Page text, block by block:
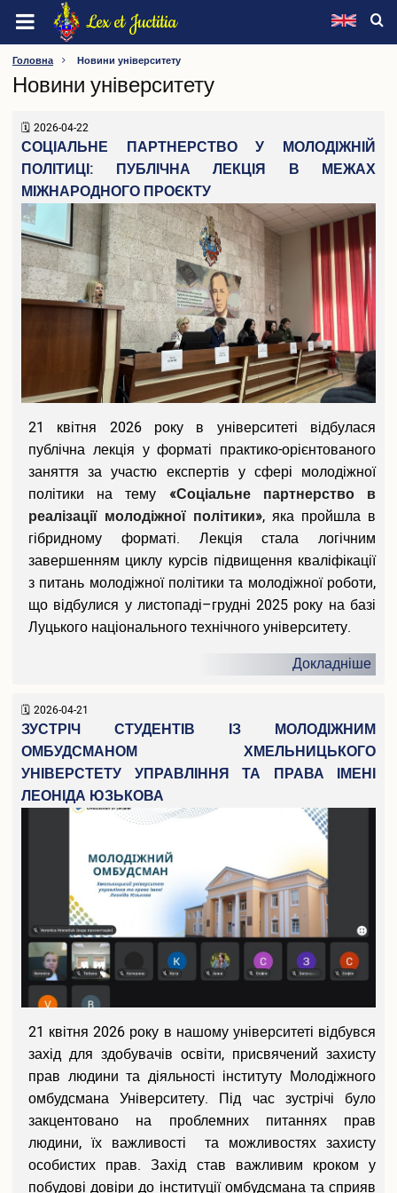
Перейти
основного
вмісту
Lex et Juctitia
ХМЕЛЬНИЦЬКИЙ УНІВЕРСИТЕТ УПРАВЛІННЯ ТА
ПРАВА ІМЕНІ ЛЕОНІДА ЮЗЬКОВА
Інформація про університет
Видатні особистості
Ректорат
Вчена рада
Наглядова рада
Методична рада
Конференція трудового колективу
Профспілка
Інші підрозділи
Нормативна база
Вакантні посади
Акредитація
Внутрішня система забезпечення якості освіти
Етика, академічна доброчесність та антикорупційна
політика
Гендерна політика Університету
Газета ХУУП імені Леоніда Юзькова GAUDEAMUS
Меморіал пам'яті
Безпека освітнього середовища
Фотогалерея
Відеогалерея
Вступнику
Правила прийому в ХУУП імені Леоніда Юзькова
Кількість бюджетних місць регіонального замовлення
Переваги університету
Вартість навчання на контрактній основі
Освітні програми
Подача електронної заяви
Реєстраціія електронного кабіінету для вступу на
Інформація про вступ до аспірантури і докторантури
Програми вступних випробувань
Співбесіда
Рейтингові списки
Захист персональних даних
Ваучер на навчання від центру зайнятості
Військова кафедра
Проживання студентів
Освіта іноземних студентів
Студенту
Оголошення
Освітній процес
Навчальні плани
Головна Новини університету
Новини університету
2026-04-22
СОЦІАЛЬНЕ ПАРТНЕРСТВО У МОЛОДІЖНІЙ
ПОЛІТИЦІ: ПУБЛІЧНА ЛЕКЦІЯ В МЕЖАХ
МІЖНАРОДНОГО ПРОЄКТУ
21 квітня 2026 року в університеті відбулася
публічна лекція у форматі практико-орієнтованого
заняття за участю експертів у сфері молодіжної
політики на тему «Соціальне партнерство в
реалізації молодіжної політики», яка пройшла в
гібридному форматі. Лекція стала логічним
завершенням циклу курсів підвищення кваліфікації
з питань молодіжної політики та молодіжної роботи,
що відбулися у листопаді–грудні 2025 року на базі
Луцького національного технічного університету.
Докладніше
2026-04-21
ЗУСТРІЧ СТУДЕНТІВ ІЗ МОЛОДІЖНИМ
ОМБУДСМАНОМ ХМЕЛЬНИЦЬКОГО
УНІВЕРСТЕТУ УПРАВЛІННЯ ТА ПРАВА ІМЕНІ
ЛЕОНІДА ЮЗЬКОВА
21 квітня 2026 року в нашому університеті відбувся
захід для здобувачів освіти, присвячений захисту
прав людини та діяльності інституту Молодіжного
омбудсмана Університету. Під час зустрічі було
закцентовано на проблемних питаннях прав
людини, їх важливості та можливостях захисту
особистих прав. Захід став важливим кроком у
побудові довіри до інституції омбудсмана та сприяв